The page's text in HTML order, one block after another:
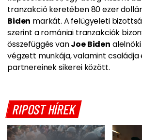
tranzakció keretében 80 ezer
Biden markát. A felügyeleti
szerint a romániai tranzakciók
összefüggés vanJoe Biden
végzett munkája, valamint családja
partnereinek sikerei között.
RIPOST HÍREK